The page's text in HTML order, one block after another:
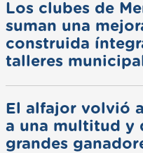
Los clubes de
suman una
construida
talleres
El alfajor volvió
a una multitud y
grandes